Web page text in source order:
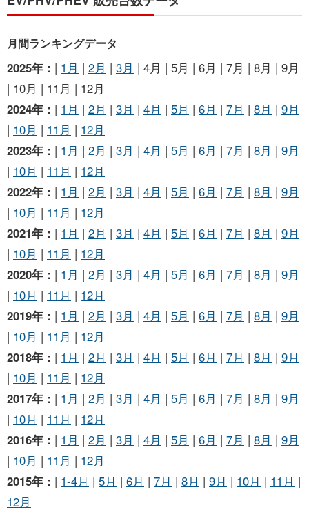
月間ランキングデータ
2025年 : | 1月 | 2月 | 3月 | 4月 | 5月 | 6月 | 7月 | 8月 | 9月
| 10月 | 11月 | 12月
2024年 : | 1月 | 2月 | 3月 | 4月 | 5月 | 6月 | 7月 | 8月 | 9月
| 10月 | 11月 | 12月
2023年 : | 1月 | 2月 | 3月 | 4月 | 5月 | 6月 | 7月 | 8月 | 9月
| 10月 | 11月 | 12月
2022年 : | 1月 | 2月 | 3月 | 4月 | 5月 | 6月 | 7月 | 8月 | 9月
| 10月 | 11月 | 12月
2021年 : | 1月 | 2月 | 3月 | 4月 | 5月 | 6月 | 7月 | 8月 | 9月
| 10月 | 11月 | 12月
2020年 : | 1月 | 2月 | 3月 | 4月 | 5月 | 6月 | 7月 | 8月 | 9月
| 10月 | 11月 | 12月
2019年 : | 1月 | 2月 | 3月 | 4月 | 5月 | 6月 | 7月 | 8月 | 9月
| 10月 | 11月 | 12月
2018年 : | 1月 | 2月 | 3月 | 4月 | 5月 | 6月 | 7月 | 8月 | 9月
| 10月 | 11月 | 12月
2017年 : | 1月 | 2月 | 3月 | 4月 | 5月 | 6月 | 7月 | 8月 | 9月
| 10月 | 11月 | 12月
2016年 : | 1月 | 2月 | 3月 | 4月 | 5月 | 6月 | 7月 | 8月 | 9月
| 10月 | 11月 | 12月
2015年 : | 1-4月 | 5月 | 6月 | 7月 | 8月 | 9月 | 10月 | 11月 |
12月